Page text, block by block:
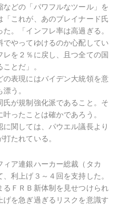
どの「パワフルなツール」を
これが、あのブレイナード氏
。「インフレ率は高過ぎる。
やってゆけるのか心配してい
を２％に戻し、且つ全ての国
とだ」。
表現にはバイデン大統領を意
う。
が規制強化派であること。そ
ったことは確かであろう。
関しては、パウエル議長より
たれている。
ア連銀ハーカー総裁（タカ
利上げ３～４回を支持した。
ＦＲＢ新体制を見せつけられ
げを急ぎ過ぎるリスクを意識す